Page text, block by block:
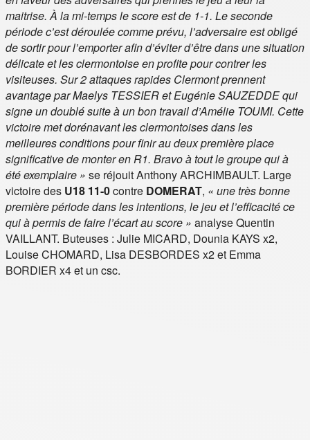
maitrise. À la mi-temps le score est de 1-1. Le seconde
période c’est déroulée comme prévu, l’adversaire est obligé
de sortir pour l’emporter afin d’éviter d’être dans une situation
délicate et les clermontoise en profite pour contrer les
visiteuses. Sur 2 attaques rapides Clermont prennent
avantage par Maelys TESSIER et Eugénie SAUZEDDE qui
signe un doublé suite à un bon travail d’Amélie TOUMI. Cette
victoire met dorénavant les clermontoises dans les
meilleures conditions pour finir au deux première place
significative de monter en R1. Bravo à tout le groupe qui à
été exemplaire » se réjouit Anthony ARCHIMBAULT. Large
victoire des U18 11-0contre DOMERAT, « une très bonne
première période dans les intentions, le jeu et l’efficacité ce
qui à permis de faire l’écart au score » analyse Quentin
VAILLANT. Buteuses : Julie MICARD, Dounia KAYS x2,
Louise CHOMARD, Lisa DESBORDES x2 et Emma
BORDIER x4 et un csc.